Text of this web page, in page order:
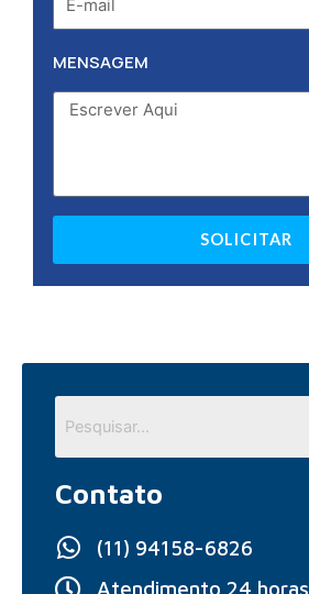
MENSAGEM
SOLICITAR
Contato
(11) 94158-6826
Atendimento 24 horas